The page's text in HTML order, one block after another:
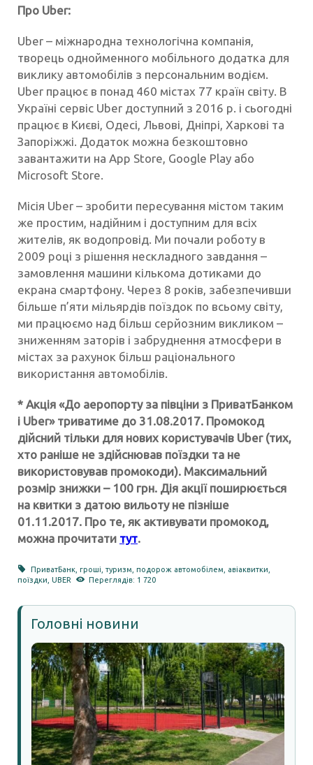
Про Uber:
Uber – міжнародна технологічна компанія,
творець однойменного мобільного додатка для
виклику автомобілів з персональним водієм.
Uber працює в понад 460 містах 77 країн світу. В
Україні сервіс Uber доступний з 2016 р. і сьогодні
працює в Києві, Одесі, Львові, Дніпрі, Харкові та
Запоріжжі. Додаток можна безкоштовно
завантажити на App Store, Google Play або
Microsoft Store.
Місія Uber – зробити пересування містом таким
же простим, надійним і доступним для всіх
жителів, як водопровід. Ми почали роботу в
2009 році з рішення нескладного завдання –
замовлення машини кількома дотиками до
екрана смартфону. Через 8 років, забезпечивши
більше п’яти мільярдів поїздок по всьому світу,
ми працюємо над більш серйозним викликом –
зниженням заторів і забруднення атмосфери в
містах за рахунок більш раціонального
використання автомобілів.
* Акція «До аеропорту за півціни з ПриватБанком
і Uber» триватиме до 31.08.2017. Промокод
дійсний тільки для нових користувачів Uber (тих,
хто раніше не здійснював поїздки та не
використовував промокоди). Максимальний
розмір знижки – 100 грн. Дія акції поширюється
на квитки з датою вильоту не пізніше
01.11.2017. Про те, як активувати промокод,
можна прочитати тут.
ПриватБанк ,гроші ,туризм ,подорож автомобілем авіаквитки
поїздки UBER Переглядів: 1 720
Головні новини